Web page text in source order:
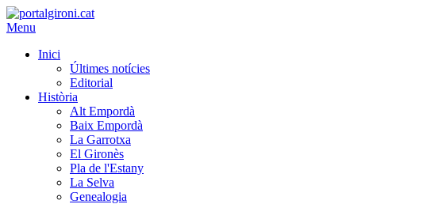
Menu
Inici
Últimes notícies
Editorial
Història
Alt Empordà
Baix Empordà
La Garrotxa
El Gironès
Pla de l'Estany
La Selva
Genealogia